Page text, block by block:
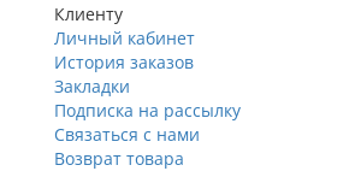
Клиенту
Личный кабинет
История заказов
Закладки
Подписка на рассылку
Связаться с нами
Возврат товара